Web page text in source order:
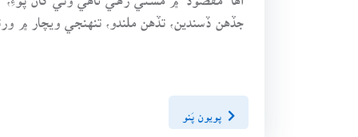
جڏهن ڏسندين، تڏهن ملندو، تنهنجي ويچار ۾
پويون پَنو